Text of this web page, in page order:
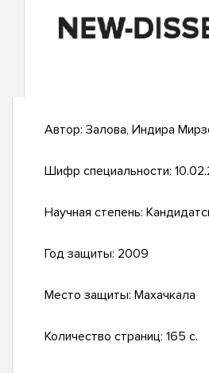
Автор: Залова, Индира
Шифр специальности:
Научная степень:
Год защиты: 2009
Место защиты: Махачкала
Количество страниц: 165 с.